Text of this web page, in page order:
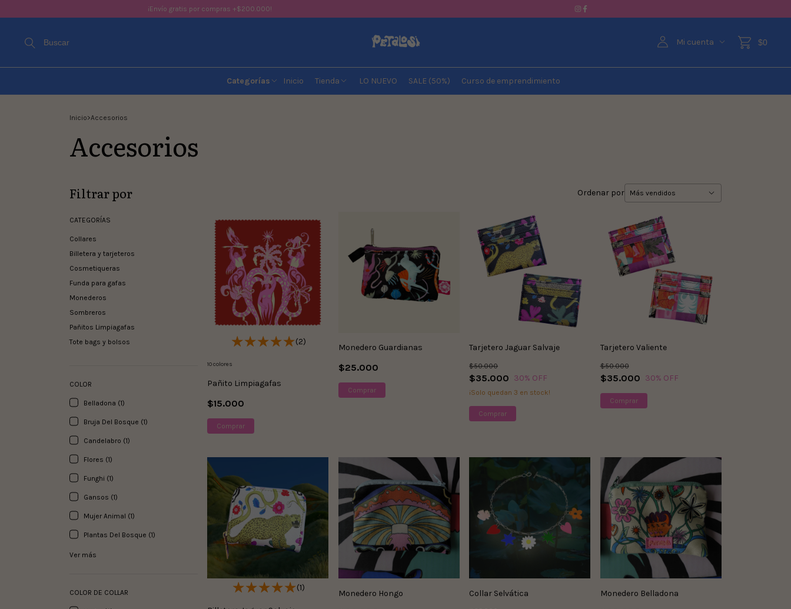
¡Envío gratis por compras +$200.000!
Buscar Mi cuenta $0
Categorías Inicio Tienda LO NUEVO SALE (50%) Curso de emprendimiento
Inicio>Accesorios
Accesorios
Filtrar por
CATEGORÍAS
Collares
Billetera y tarjeteros
Cosmetiqueras
Funda para gafas
Monederos
Sombreros
Pañitos Limpiagafas
Tote bags y bolsos
COLOR
Belladona (1)
Bruja Del Bosque (1)
Candelabro (1)
Flores (1)
Funghi (1)
Gansos (1)
Mujer Animal (1)
Plantas Del Bosque (1)
Ver más
COLOR DE COLLAR
Ordenar por
(2)
Pañito Limpiagafas
$15.000
10 colores
Comprar
Monedero Guardianas
$25.000
Tarjetero Jaguar Salvaje
$35.000
$50.000
30% OFF
¡Solo quedan 3 en stock!
Tarjetero Valiente
$35.000
$50.000
30% OFF
(1)
Monedero Hongo Collar Selvática Monedero Belladona